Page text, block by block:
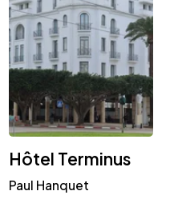
Hôtel Terminus
Paul Hanquet